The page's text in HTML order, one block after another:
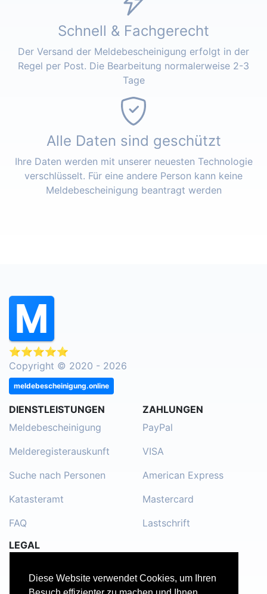
Diese Website verwendet Cookies, um Ihren
Schnell & Fachgerecht
Der Versand der Meldebescheinigung erfolgt in der
Regel per Post. Die Bearbeitung normalerweise 2-3
Tage
Alle Daten sind geschützt
Ihre Daten werden mit unserer neuesten Technologie
verschlüsselt. Für eine andere Person kann keine
Meldebescheinigung beantragt werden
⭐⭐⭐⭐⭐
Copyright © 2020 - 2026
meldebescheinigung.online
DIENSTLEISTUNGEN
Meldebescheinigung
Melderegisterauskunft
Suche nach Personen
Katasteramt
FAQ
ZAHLUNGEN
PayPal
VISA
American Express
Mastercard
Lastschrift
LEGAL
Kontakt